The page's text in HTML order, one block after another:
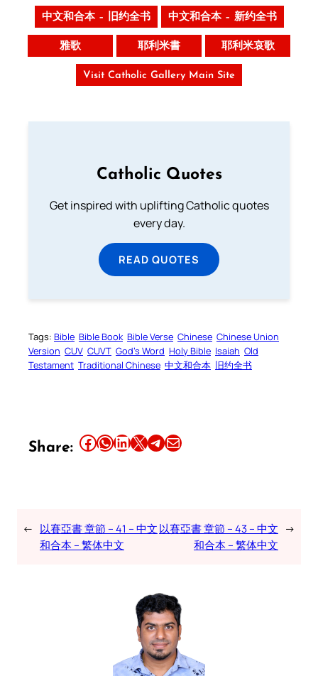
中文和合本 – 旧约全书 中文和合本 – 新约全书
雅歌 耶利米書 耶利米哀歌
Visit Catholic Gallery Main Site
Catholic Quotes
Get inspired with uplifting Catholic quotes
every day.
READ QUOTES
Tags: Bible Bible Book Bible Verse Chinese Chinese Union
Version CUV CUVT God’s Word Holy Bible Isaiah Old
Testament Traditional Chinese 中文和合本 旧约全书
Share: Share this article on Facebook Share this article on WhatsApp Share this article on LinkedIn Share this article on X Share this article on TelegramEmail this Article
← 以賽亞書 章節 – 41 – 中文
和合本 – 繁体中文
以賽亞書 章節 – 43 – 中文
和合本 – 繁体中文
→